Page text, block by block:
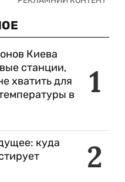
1
Киева
станции,
хватить для
в
2
куда